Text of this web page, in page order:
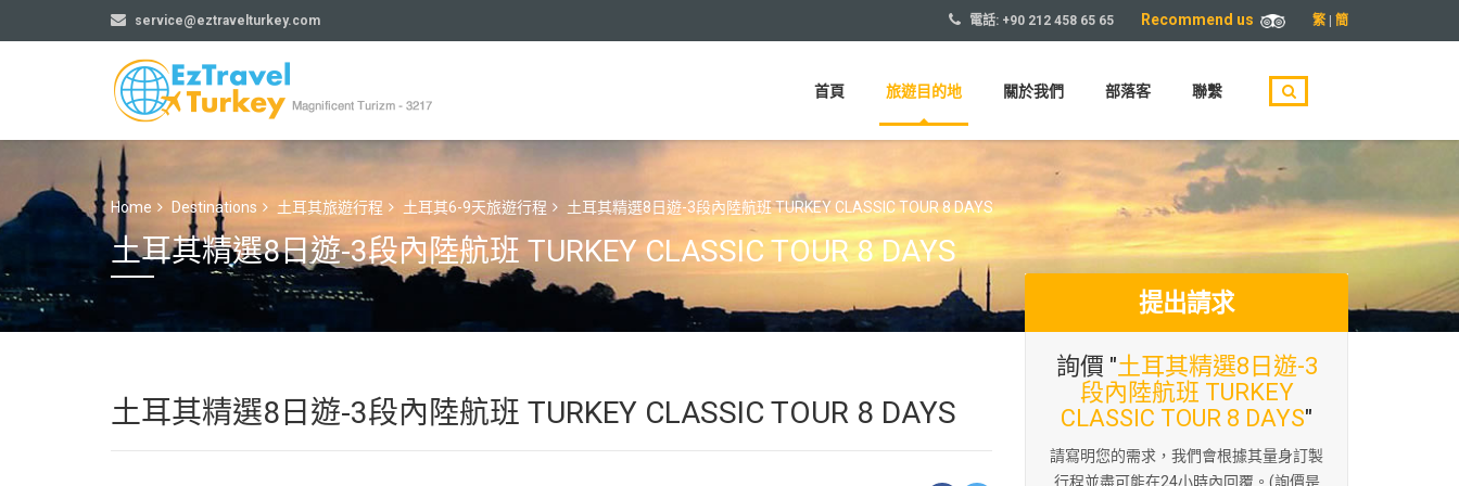
service@eztravelturkey.com 電話: +90 212 458 65 65 Recommend us 繁 | 簡
首頁 旅遊目的地 關於我們 部落客 聯繫
Home Destinations 土耳其旅遊行程 土耳其6-9天旅遊行程 土耳其精選8日遊-3段內陸航班 TURKEY CLASSIC TOUR 8 DAYS
土耳其精選8日遊-3段內陸航班 TURKEY CLASSIC TOUR 8 DAYS
土耳其精選8日遊-3段內陸航班 TURKEY CLASSIC TOUR 8 DAYS
提出請求
詢價 "土耳其精選8日遊-3
段內陸航班 TURKEY
CLASSIC TOUR 8 DAYS"
請寫明您的需求，我們會根據其量身訂製
行程並盡可能在24小時內回覆。(詢價是